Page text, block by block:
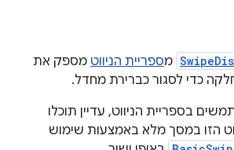
מספריית הניווט מספק את
כדי לסגור כברירת מחדל.
בספריית הניווט, עדיין תוכלו
הזו במסך מלא באמצעות שימוש